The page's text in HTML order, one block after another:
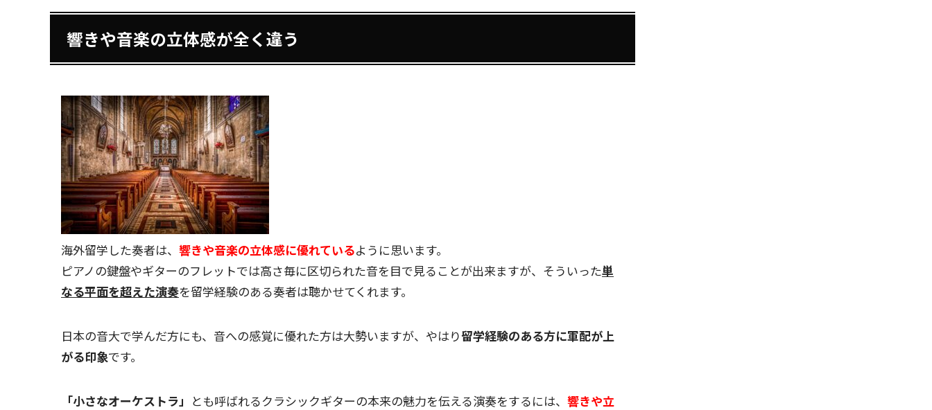
響きや音楽の立体感が全く違う
海外留学した奏者は、 響きや音楽の立体感に優れているように思います。
ピアノの鍵盤やギターのフレットでは高さ毎に区切られた音を目で見ることが出来ますが、そういった単
なる平面を超えた演奏を留学経験のある奏者は聴かせてくれます。
日本の音大で学んだ方にも、音への感覚に優れた方は大勢いますが、やはり留学経験のある方に軍配が上
がる印象です。
「小さなオーケストラ」 とも呼ばれるクラシックギターの本来の魅力を伝える演奏をするには、 響きや立